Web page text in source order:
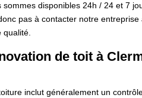
disponibles 24h / 24 et 7
pas à contacter notre
de toit à
inclut généralement un